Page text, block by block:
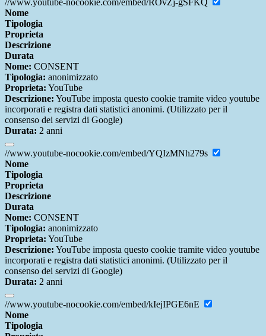
//www.youtube-nocookie.com/embed/ROvZj-gSFKQ
Nome
Tipologia
Proprieta
Descrizione
Durata
Nome: CONSENT
Tipologia: anonimizzato
Proprieta: YouTube
Descrizione: YouTube imposta questo cookie tramite video youtube
incorporati e registra dati statistici anonimi. (Utilizzato per il
consenso dei servizi di Google)
Durata: 2 anni
//www.youtube-nocookie.com/embed/YQIzMNh279s
Nome
Tipologia
Proprieta
Descrizione
Durata
Nome: CONSENT
Tipologia: anonimizzato
Proprieta: YouTube
Descrizione: YouTube imposta questo cookie tramite video youtube
incorporati e registra dati statistici anonimi. (Utilizzato per il
consenso dei servizi di Google)
Durata: 2 anni
//www.youtube-nocookie.com/embed/kIejIPGE6nE
Nome
Tipologia